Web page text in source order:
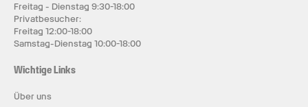
Freitag - Dienstag 9:30-18:00
Privatbesucher:
Freitag 12:00-18:00
Samstag-Dienstag 10:00-18:00
Wichtige Links
Über uns